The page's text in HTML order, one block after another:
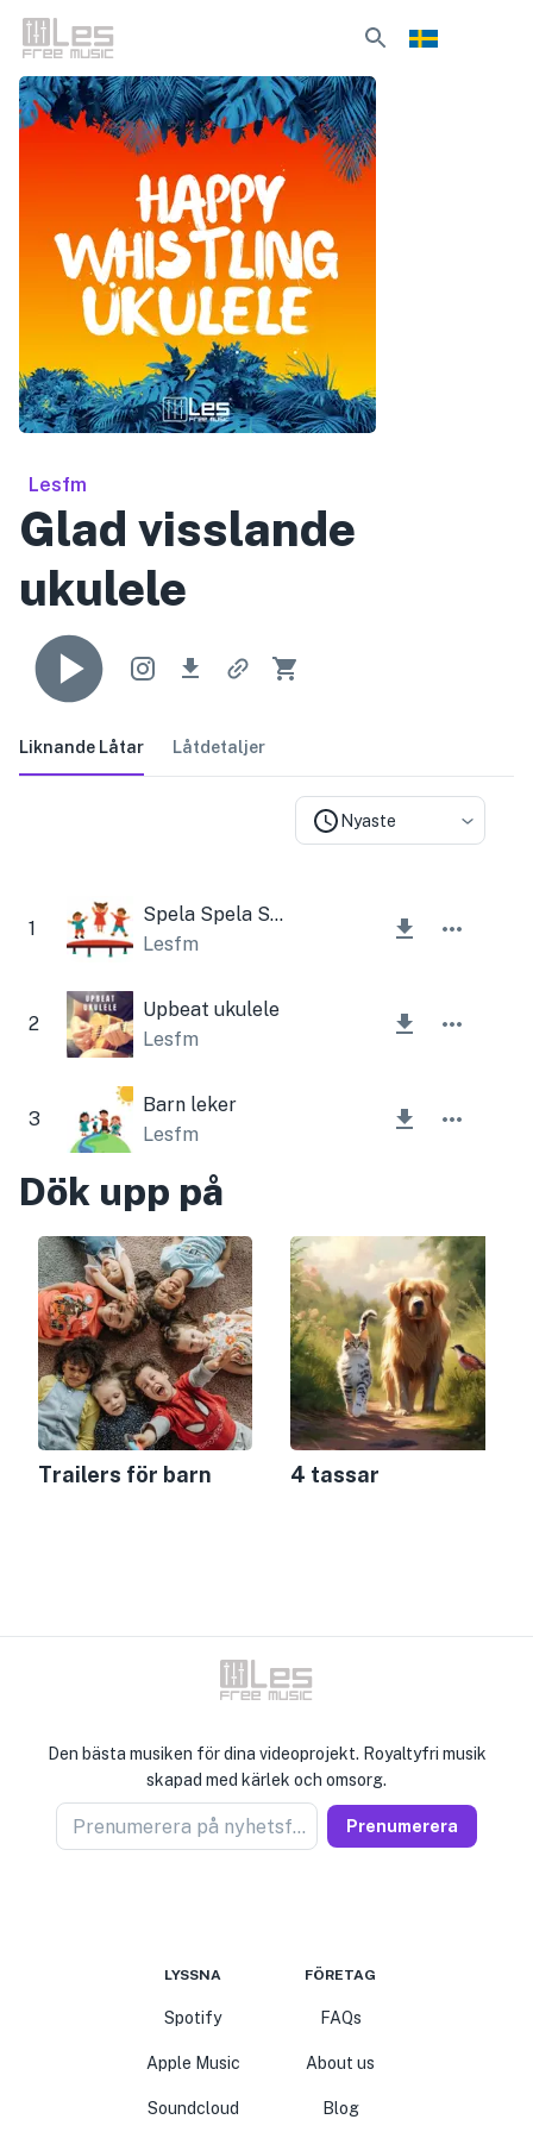
Lesfm
Glad visslande
ukulele
Liknande Låtar Låtdetaljer
Nyaste
1
Spela Spela Spela
Lesfm
2
Upbeat ukulele
Lesfm
3
Barn leker
Lesfm
Dök upp på
Trailers för barn 4 tassar
Den bästa musiken för dina videoprojekt. Royaltyfri musik
skapad med kärlek och omsorg.
Prenumerera på nyhetsförsäljare Prenumerera
LYSSNA
Spotify
Apple Music
Soundcloud
FÖRETAG
FAQs
About us
Blog